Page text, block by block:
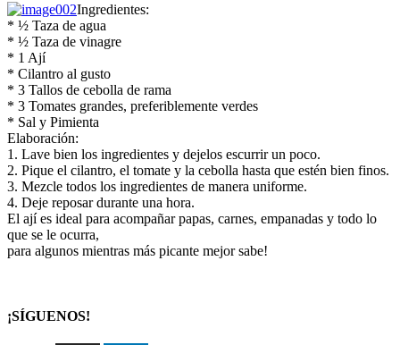
Ingredientes:
* ½ Taza de agua
* ½ Taza de vinagre
* 1 Ají
* Cilantro al gusto
* 3 Tallos de cebolla de rama
* 3 Tomates grandes, preferiblemente verdes
* Sal y Pimienta
Elaboración:
1. Lave bien los ingredientes y dejelos escurrir un poco.
2. Pique el cilantro, el tomate y la cebolla hasta que estén bien finos.
3. Mezcle todos los ingredientes de manera uniforme.
4. Deje reposar durante una hora.
El ají es ideal para acompañar papas, carnes, empanadas y todo lo
que se le ocurra,
para algunos mientras más picante mejor sabe!
¡SÍGUENOS!